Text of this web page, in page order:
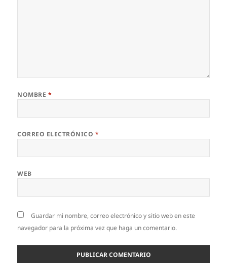
NOMBRE *
CORREO ELECTRÓNICO *
WEB
Guardar mi nombre, correo electrónico y sitio web en este
navegador para la próxima vez que haga un comentario.